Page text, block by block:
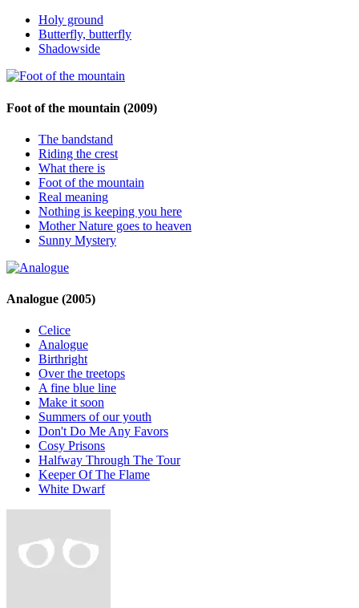
Holy ground
Butterfly, butterfly
Shadowside
Foot of the mountain (2009)
The bandstand
Riding the crest
What there is
Foot of the mountain
Real meaning
Nothing is keeping you here
Mother Nature goes to heaven
Sunny Mystery
Analogue (2005)
Celice
Analogue
Birthright
Over the treetops
A fine blue line
Make it soon
Summers of our youth
Don't Do Me Any Favors
Cosy Prisons
Halfway Through The Tour
Keeper Of The Flame
White Dwarf